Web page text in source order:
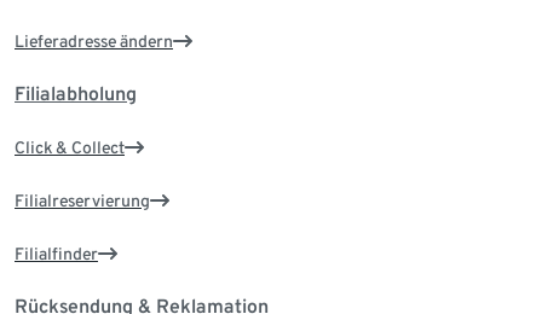
Lieferadresse ändern
Filialabholung
Click & Collect
Filialreservierung
Filialfinder
Rücksendung & Reklamation